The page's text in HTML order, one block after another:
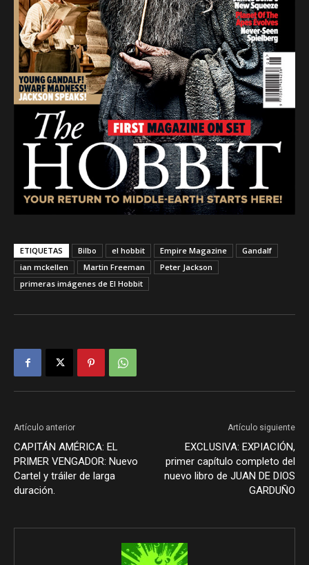
ETIQUETAS Bilbo el hobbit Empire Magazine
Gandalf
ian mckellen
Martin Freeman
Peter Jackson
primeras imágenes de El Hobbit
Artículo anterior
CAPITÁN AMÉRICA: EL
PRIMER VENGADOR: Nuevo
Cartel y tráiler de larga
duración.
Artículo siguiente
EXCLUSIVA: EXPIACIÓN,
primer capítulo completo del
nuevo libro de JUAN DE DIOS
GARDUÑO